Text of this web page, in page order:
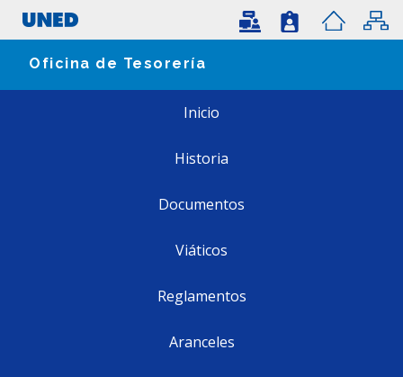
Oficina de Tesorería
Inicio
Historia
Documentos
Viáticos
Reglamentos
Aranceles